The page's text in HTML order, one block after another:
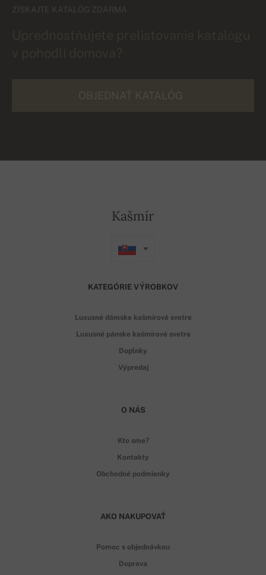
ZÍSKAJTE KATALÓG ZDARMA
Kašmír
KATEGÓRIE VÝROBKOV
Luxusné dámske kašmírové svetre
Luxusné pánske kašmírové svetre
Doplnky
Výpredaj
O NÁS
Kto sme?
Kontakty
Obchodné podmienky
AKO NAKUPOVAŤ
Pomoc s objednávkou
Doprava